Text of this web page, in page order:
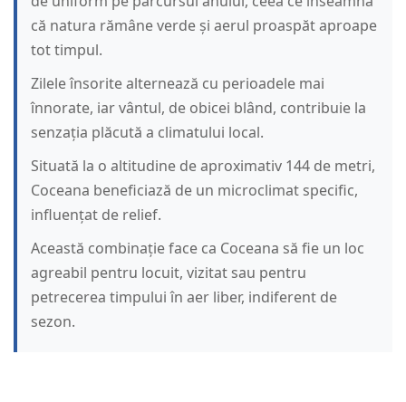
că natura rămâne verde și aerul proaspăt aproape
tot timpul.
Zilele însorite alternează cu perioadele mai
înnorate, iar vântul, de obicei blând, contribuie la
senzația plăcută a climatului local.
Situată la o altitudine de aproximativ 144 de metri,
Coceana beneficiază de un microclimat specific,
influențat de relief.
Această combinație face ca Coceana să fie un loc
agreabil pentru locuit, vizitat sau pentru
petrecerea timpului în aer liber, indiferent de
sezon.